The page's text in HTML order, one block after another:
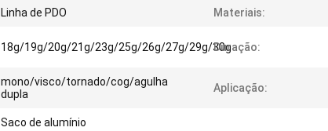
Linha de PDO Materiais:
18g/19g/20g/21g/23g/25g/26g/27g/29g/30gDuração:
mono/visco/tornado/cog/agulha
dupla
Aplicação:
Saco de alumínio